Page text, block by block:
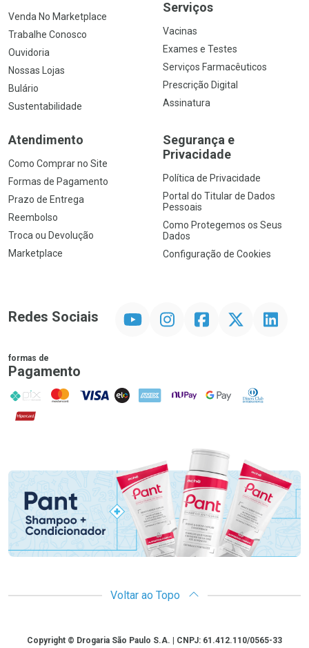
Venda No Marketplace
Trabalhe Conosco
Ouvidoria
Nossas Lojas
Bulário
Sustentabilidade
Serviços
Vacinas
Exames e Testes
Serviços Farmacêuticos
Prescrição Digital
Assinatura
Atendimento
Como Comprar no Site
Formas de Pagamento
Prazo de Entrega
Reembolso
Troca ou Devolução
Marketplace
Segurança e
Privacidade
Política de Privacidade
Portal do Titular de Dados
Pessoais
Como Protegemos os Seus
Dados
Configuração de Cookies
Redes Sociais InstagramFacebookTwitter Linkedin
formas de
Pagamento
PIX MasterCard
VISA ELO AMEX NuPay Google PayDiners Club
Hipercard
Promoção em Destaque
Voltar ao Topo
CopyrightCopyright © Drogaria São Paulo S.A. | CNPJ: 61.412.110/0565-33